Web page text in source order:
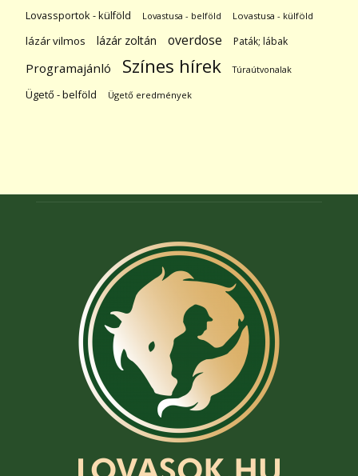
Lovassportok - külföld Lovastusa - belföld Lovastusa - külföld
lázár vilmos lázár zoltán overdose Paták; lábak
Programajánló Színes hírek Túraútvonalak
Ügető - belföld Ügető eredmények